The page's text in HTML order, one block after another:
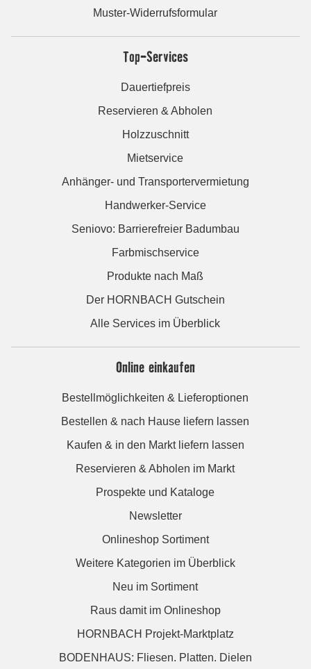
Muster-Widerrufsformular
Top-Services
Dauertiefpreis
Reservieren & Abholen
Holzzuschnitt
Mietservice
Anhänger- und Transportervermietung
Handwerker-Service
Seniovo: Barrierefreier Badumbau
Farbmischservice
Produkte nach Maß
Der HORNBACH Gutschein
Alle Services im Überblick
Online einkaufen
Bestellmöglichkeiten & Lieferoptionen
Bestellen & nach Hause liefern lassen
Kaufen & in den Markt liefern lassen
Reservieren & Abholen im Markt
Prospekte und Kataloge
Newsletter
Onlineshop Sortiment
Weitere Kategorien im Überblick
Neu im Sortiment
Raus damit im Onlineshop
HORNBACH Projekt-Marktplatz
BODENHAUS: Fliesen. Platten. Dielen